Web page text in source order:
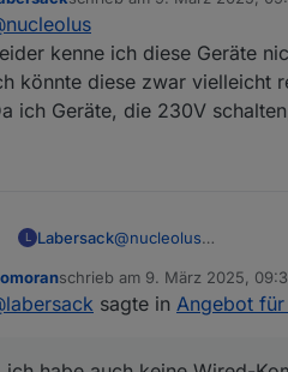
zuletzt editiert von
nucleolus
kenne ich diese Geräte
könnte diese zwar vielleicht
ich Geräte, die 230V
L Labersack@nucleolus
Ich könnte diese zwar
Da ich Geräte, die
schrieb am 9. März 2025,
zuletzt editiert von
labersack sagte in Angebot